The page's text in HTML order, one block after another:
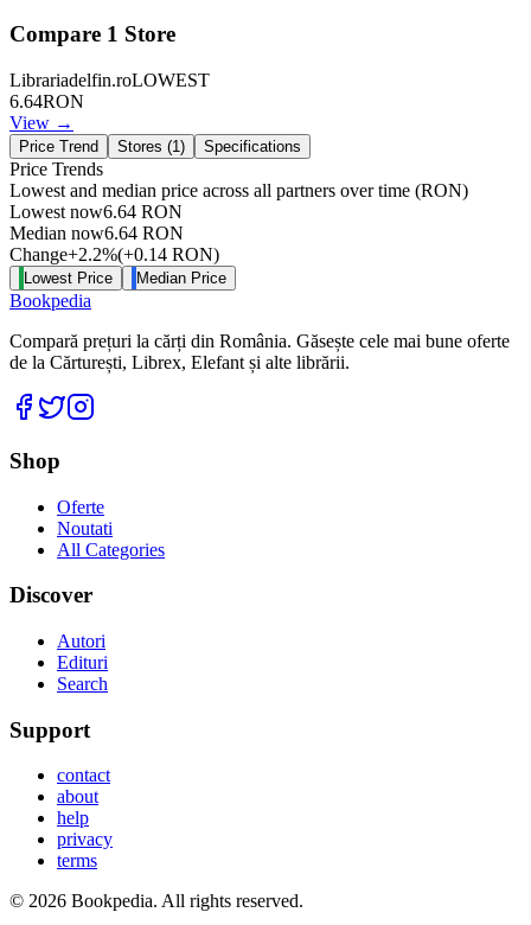
Compare 1 Store
Librariadelfin.roLOWEST
6.64RON
View →
Price Trend Stores (1) Specifications
Price Trends
Lowest and median price across all partners over time (RON)
Lowest now6.64 RON
Median now6.64 RON
Change+2.2%(+0.14 RON)
Lowest Price Median Price
Bookpedia
Compară prețuri la cărți din România. Găsește cele mai bune oferte
de la Cărturești, Librex, Elefant și alte librării.
Facebook
Twitter
Shop
Oferte
Noutati
All Categories
Discover
Autori
Edituri
Search
Support
contact
about
help
privacy
terms
© 2026 Bookpedia. All rights reserved.